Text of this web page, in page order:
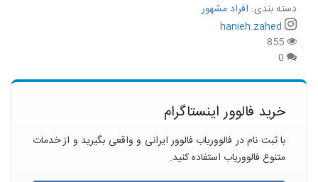
دسته بندی: افراد مشهور
hanieh.zahed
خرید فالوور اینستاگرام
با ثبت نام در فالووریاب فالوور ایرانی و واقعی بگیرید و از خدمات
متنوع فالووریاب استفاده کنید.